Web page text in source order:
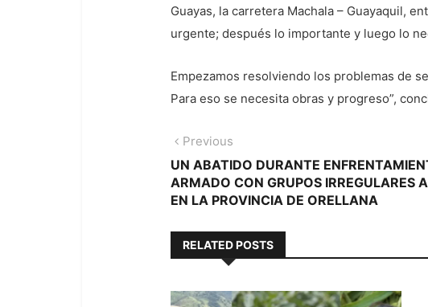
Guayas, la carretera Machala – Guayaquil,
urgente; después lo importante y luego lo
Empezamos resolviendo los problemas de
Para eso se necesita obras y progreso”,
Navegación
de
entradas
Previous
post:
UN ABATIDO DURANTE
ARMADO CON GRUPOS IRREGULARES
EN LA PROVINCIA DE ORELLANA
RELATED POSTS